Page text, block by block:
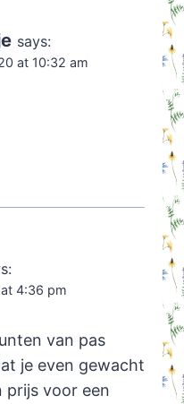
says:
at 10:32 am
4:36 pm
van pas
je even gewacht
prijs voor een